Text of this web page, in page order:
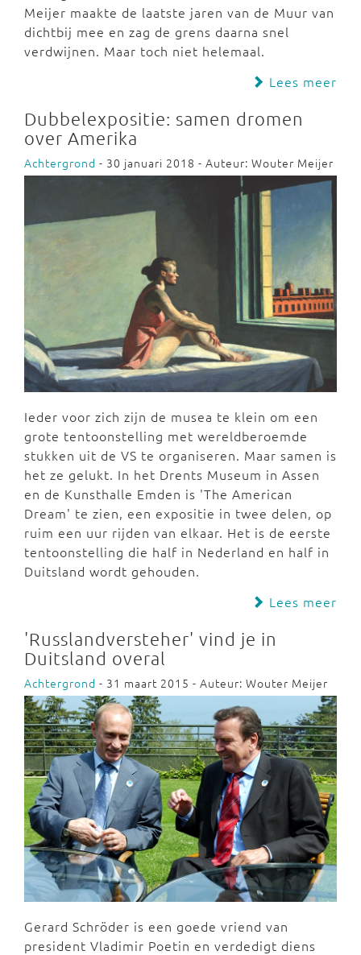
Meijer maakte de laatste jaren van de Muur van
dichtbij mee en zag de grens daarna snel
verdwijnen. Maar toch niet helemaal.
Lees meer
Dubbelexpositie: samen dromen
over Amerika
Achtergrond - 30 januari 2018 - Auteur: Wouter Meijer
Ieder voor zich zijn de musea te klein om een
grote tentoonstelling met wereldberoemde
stukken uit de VS te organiseren. Maar samen is
het ze gelukt. In het Drents Museum in Assen
en de Kunsthalle Emden is 'The American
Dream' te zien, een expositie in twee delen, op
ruim een uur rijden van elkaar. Het is de eerste
tentoonstelling die half in Nederland en half in
Duitsland wordt gehouden.
Lees meer
'Russlandversteher' vind je in
Duitsland overal
Achtergrond - 31 maart 2015 - Auteur: Wouter Meijer
Gerard Schröder is een goede vriend van
president Vladimir Poetin en verdedigt diens